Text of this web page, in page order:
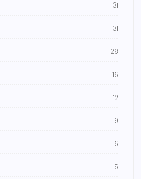
31
31
28
16
12
9
6
5